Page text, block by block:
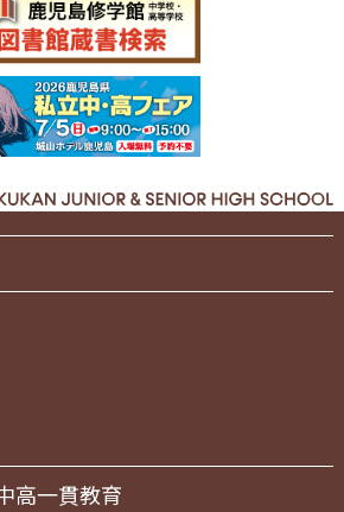
高一貫教育